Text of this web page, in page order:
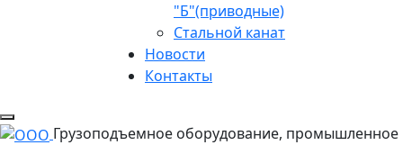
"Б"(приводные)
Стальной канат
Новости
Контакты
Грузоподъемное оборудование, промышленное